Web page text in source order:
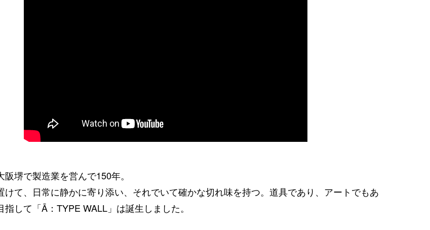
阪堺で製造業を営んで150年。
けて、日常に静かに寄り添い、それでいて確かな切れ味を持つ。道具であり、アートでもあ
指して「Ā：TYPE WALL」は誕生しました。